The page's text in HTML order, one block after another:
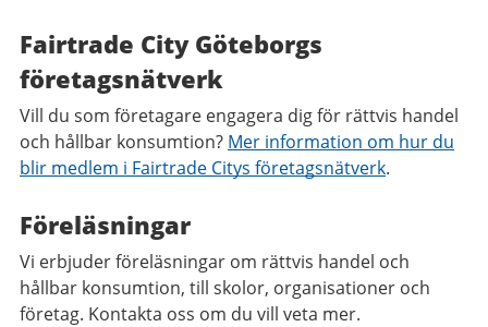
Fairtrade City Göteborgs
företagsnätverk
Vill du som företagare engagera dig för rättvis handel
och hållbar konsumtion? Mer information om hur du
blir medlem i Fairtrade Citys företagsnätverk.
Föreläsningar
Vi erbjuder föreläsningar om rättvis handel och
hållbar konsumtion, till skolor, organisationer och
företag. Kontakta oss om du vill veta mer.